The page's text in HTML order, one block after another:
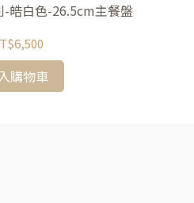
皓白色-26.5cm主餐盤
購物車